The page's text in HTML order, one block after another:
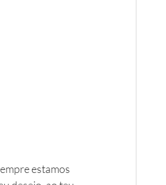
estamos